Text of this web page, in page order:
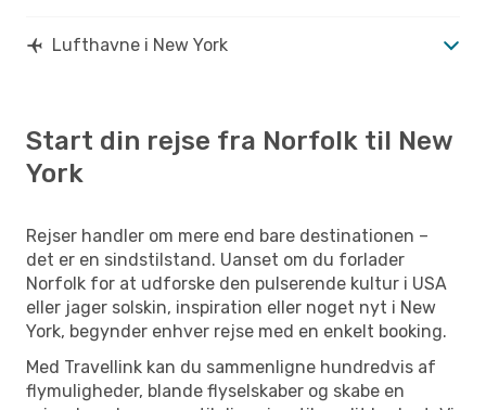
Lufthavne i New York
Start din rejse fra Norfolk til New
York
Rejser handler om mere end bare destinationen –
det er en sindstilstand. Uanset om du forlader
Norfolk for at udforske den pulserende kultur i USA
eller jager solskin, inspiration eller noget nyt i New
York, begynder enhver rejse med en enkelt booking.
Med Travellink kan du sammenligne hundredvis af
flymuligheder, blande flyselskaber og skabe en